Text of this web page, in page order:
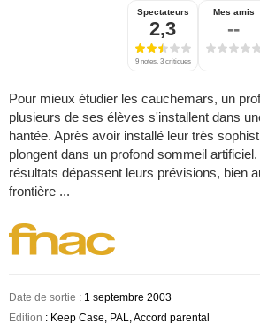
Spectateurs
2,3
9 notes, 3 critiques
Mes amis
--
Pour mieux étudier les cauchemars, un
plusieurs de ses élèves s'installent dans
hantée. Après avoir installé leur très
plongent dans un profond sommeil
résultats dépassent leurs prévisions, bien
frontière ...
Date de sortie : 1 septembre 2003
Edition : Keep Case, PAL, Accord parental